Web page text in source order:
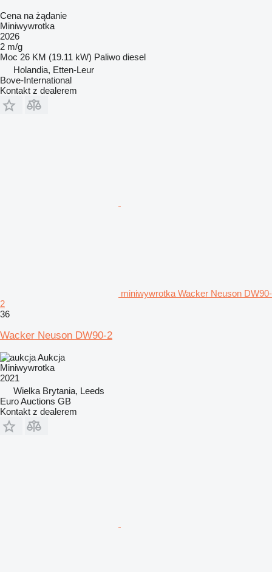
Cena na żądanie
Miniwywrotka
2026
2 m/g
Moc 26 KM (19.11 kW) Paliwo diesel
Holandia, Etten-Leur
Bove-International
Kontakt z dealerem
miniwywrotka Wacker Neuson DW90-
2
36
Wacker Neuson DW90-2
Aukcja
Miniwywrotka
2021
Wielka Brytania, Leeds
Euro Auctions GB
Kontakt z dealerem